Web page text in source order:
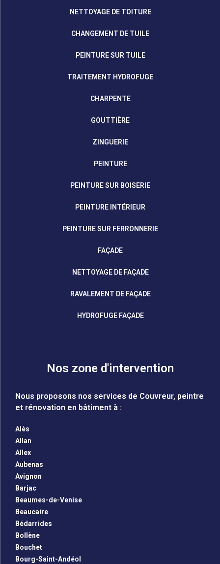
NETTOYAGE DE TOITURE
CHANGEMENT DE TUILE
PEINTURE SUR TUILE
TRAITEMENT HYDROFUGE
CHARPENTE
GOUTTIÈRE
ZINGUERIE
PEINTURE
PEINTURE SUR BOISERIE
PEINTURE INTÉRIEUR
PEINTURE SUR FERRONNERIE
FAÇADE
NETTOYAGE DE FAÇADE
RAVALEMENT DE FAÇADE
HYDROFUGE FAÇADE
Nos zone d'intervention
Nous proposons nos services de Couvreur, peintre
et rénovation en bâtiment à :
Alès
Allan
Allex
Aubenas
Avignon
Barjac
Beaumes-de-Venise
Beaucaire
Bédarrides
Bollène
Bouchet
Bourg-Saint-Andéol